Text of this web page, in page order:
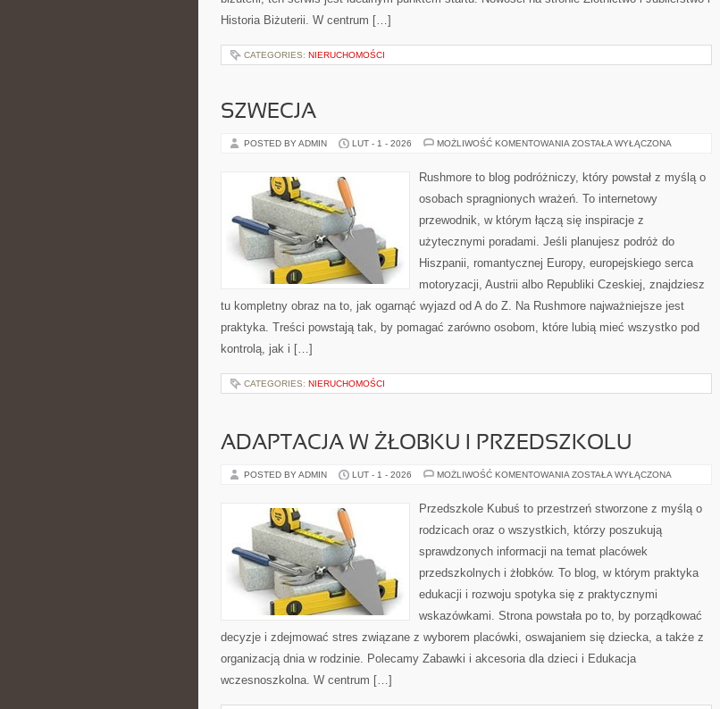
Historia Biżuterii. W centrum […]
CATEGORIES: NIERUCHOMOŚCI
SZWECJA
POSTED BY ADMIN LUT - 1 - 2026 MOŻLIWOŚĆ KOMENTOWANIA SZWECJA
ZOSTAŁA WYŁĄCZONA
Rushmore to blog podróżniczy, który powstał z myślą o
osobach spragnionych wrażeń. To internetowy
przewodnik, w którym łączą się inspiracje z
użytecznymi poradami. Jeśli planujesz podróż do
Hiszpanii, romantycznej Europy, europejskiego serca
motoryzacji, Austrii albo Republiki Czeskiej, znajdziesz
tu kompletny obraz na to, jak ogarnąć wyjazd od A do Z. Na Rushmore najważniejsze jest
praktyka. Treści powstają tak, by pomagać zarówno osobom, które lubią mieć wszystko pod
kontrolą, jak i […]
CATEGORIES: NIERUCHOMOŚCI
ADAPTACJA W ŻŁOBKU I PRZEDSZKOLU
POSTED BY ADMIN LUT - 1 - 2026 MOŻLIWOŚĆ KOMENTOWANIA ADAPTACJA
PRZEDSZKOLU
ZOSTAŁA WYŁĄCZONA
Przedszkole Kubuś to przestrzeń stworzone z myślą o
rodzicach oraz o wszystkich, którzy poszukują
sprawdzonych informacji na temat placówek
przedszkolnych i żłobków. To blog, w którym praktyka
edukacji i rozwoju spotyka się z praktycznymi
wskazówkami. Strona powstała po to, by porządkować
decyzje i zdejmować stres związane z wyborem placówki, oswajaniem się dziecka, a także z
organizacją dnia w rodzinie. Polecamy Zabawki i akcesoria dla dzieci i Edukacja
wczesnoszkolna. W centrum […]